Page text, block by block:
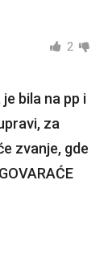
2
bila na pp i
za
zvanje, gde